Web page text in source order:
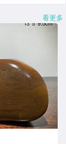
看更多